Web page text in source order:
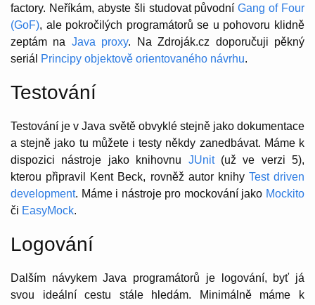
factory. Neříkám, abyste šli studovat původníGang of Four
(GoF), ale pokročilých programátorů se u pohovoru klidně
zeptám na Java proxy. Na Zdroják.cz doporučuji pěkný
seriál
Principy objektově orientovaného návrhu.
Testování
Testování je v Java světě obvyklé stejně jako dokumentace
a stejně jako tu můžete i testy někdy zanedbávat. Máme k
dispozici nástroje jako knihovnu JUnit(už ve verzi 5),
kterou připravil Kent Beck, rovněž autor knihy Test driven
development. Máme i nástroje pro mockování jako Mockito
či EasyMock.
Logování
Dalším návykem Java programátorů je logování, byť já
svou ideální cestu stále hledám. Minimálně máme k